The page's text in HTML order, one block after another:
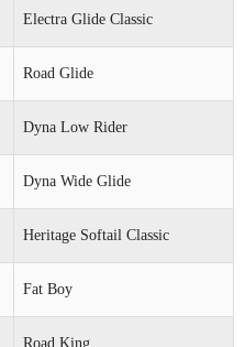
Electra Glide Classic
Road Glide
Dyna Low Rider
Dyna Wide Glide
Heritage Softail Classic
Fat Boy
Road King